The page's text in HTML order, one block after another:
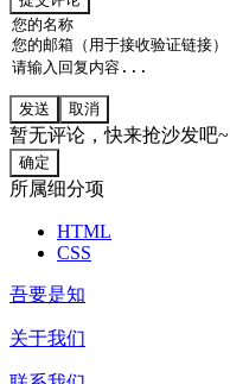
发送 取消
暂无评论，快来抢沙发吧~
确定
所属细分项
HTML
CSS
吾要是知
关于我们